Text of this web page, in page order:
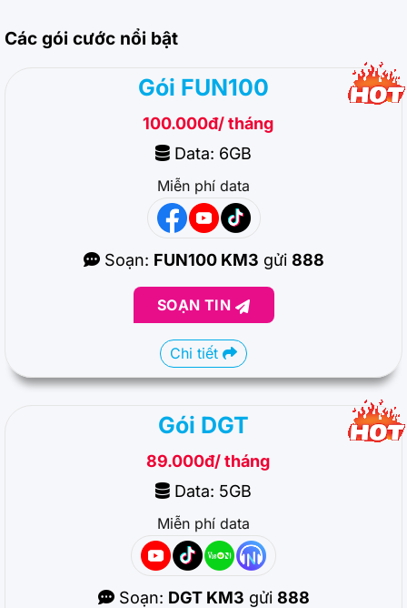
Các gói cước nổi bật
Gói FUN100
100.000đ/ tháng
Data: 6GB
Miễn phí data
Soạn: FUN100 KM3 gửi 888
SOẠN TIN
Chi tiết
Gói DGT
89.000đ/ tháng
Data: 5GB
Miễn phí data
Soạn: DGT KM3 gửi 888